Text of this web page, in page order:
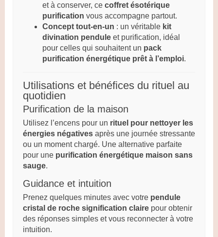
et à conserver, ce coffret ésotérique
purification vous accompagne partout.
Concept tout-en-un : un véritable kit
divination pendule et purification, idéal
pour celles qui souhaitent un pack
purification énergétique prêt à l’emploi.
Utilisations et bénéfices du rituel au
quotidien
Purification de la maison
Utilisez l’encens pour un rituel pour nettoyer les
énergies négatives après une journée stressante
ou un moment chargé. Une alternative parfaite
pour une purification énergétique maison sans
sauge.
Guidance et intuition
Prenez quelques minutes avec votre pendule
cristal de roche signification claire pour obtenir
des réponses simples et vous reconnecter à votre
intuition.